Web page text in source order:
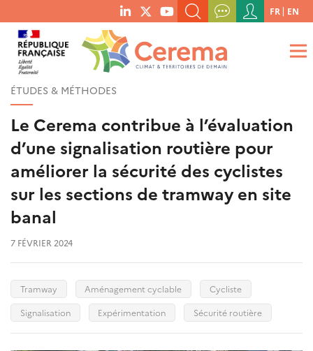
menu
social
links
RECHERCHER UN MOT-CLÉ, UNE PUBLICATION, ETC.
QUE RECHERCHEZ-VOUS ?
Menu
du
compte
de
FR EN
ÉTUDES & MÉTHODES
Le Cerema contribue à l’évaluation
d’une signalisation routière pour
améliorer la sécurité des cyclistes
sur les sections de tramway en site
banal
7 FÉVRIER 2024
Tramway Aménagement cyclable
Cycliste
Signalisation
Expérimentation Sécurité routière